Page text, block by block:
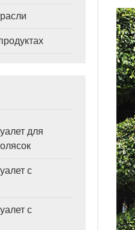
для
с
с